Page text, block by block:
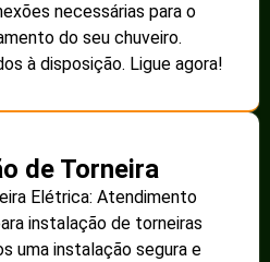
necessárias para o
do seu chuveiro.
à disposição. Ligue agora!
de Torneira
Elétrica: Atendimento
instalação de torneiras
uma instalação segura e